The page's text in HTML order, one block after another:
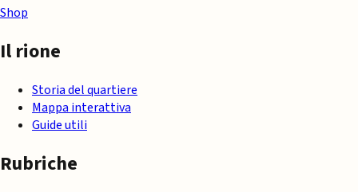
Shop
Il rione
Storia del quartiere
Mappa interattiva
Guide utili
Rubriche